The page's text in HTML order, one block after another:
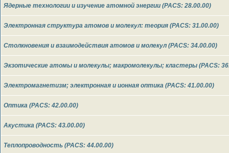
Ядерные технологии и изучение атомной энергии (PACS: 28.00.00)
Электронная структура атомов и молекул: теория (PACS: 31.00.00)
Столкновения и взаимодействия атомов и молекул (PACS: 34.00.00)
Экзотические атомы и молекулы; макромолекулы; кластеры (PACS:
Электромагнетизм; электронная и ионная оптика (PACS: 41.00.00)
Оптика (PACS: 42.00.00)
Акустика (PACS: 43.00.00)
Теплопроводность (PACS: 44.00.00)